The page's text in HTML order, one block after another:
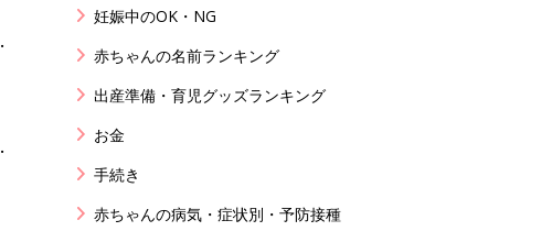
妊娠中のOK・NG
赤ちゃんの名前ランキング
出産準備・育児グッズランキング
お金
手続き
赤ちゃんの病気・症状別・予防接種